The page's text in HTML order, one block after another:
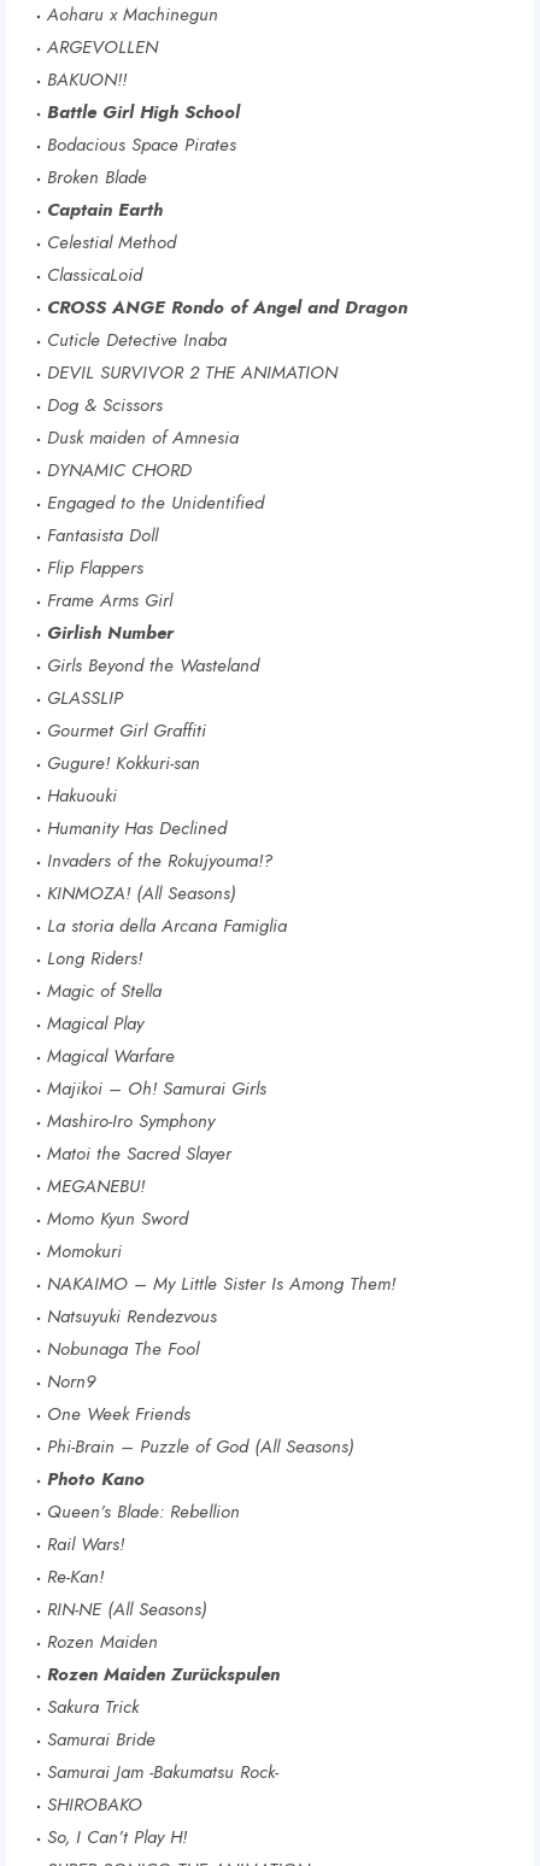
Aoharu x Machinegun
ARGEVOLLEN
BAKUON!!
Battle Girl High School
Bodacious Space Pirates
Broken Blade
Captain Earth
Celestial Method
ClassicaLoid
CROSS ANGE Rondo of Angel and Dragon
Cuticle Detective Inaba
DEVIL SURVIVOR 2 THE ANIMATION
Dog & Scissors
Dusk maiden of Amnesia
DYNAMIC CHORD
Engaged to the Unidentified
Fantasista Doll
Flip Flappers
Frame Arms Girl
Girlish Number
Girls Beyond the Wasteland
GLASSLIP
Gourmet Girl Graffiti
Gugure! Kokkuri-san
Hakuouki
Humanity Has Declined
Invaders of the Rokujyouma!?
KINMOZA! (All Seasons)
La storia della Arcana Famiglia
Long Riders!
Magic of Stella
Magical Play
Magical Warfare
Majikoi – Oh! Samurai Girls
Mashiro-Iro Symphony
Matoi the Sacred Slayer
MEGANEBU!
Momo Kyun Sword
Momokuri
NAKAIMO – My Little Sister Is Among Them!
Natsuyuki Rendezvous
Nobunaga The Fool
Norn9
One Week Friends
Phi-Brain – Puzzle of God (All Seasons)
Photo Kano
Queen’s Blade: Rebellion
Rail Wars!
Re-Kan!
RIN-NE (All Seasons)
Rozen Maiden
Rozen Maiden Zurückspulen
Sakura Trick
Samurai Bride
Samurai Jam -Bakumatsu Rock-
SHIROBAKO
So, I Can’t Play H!